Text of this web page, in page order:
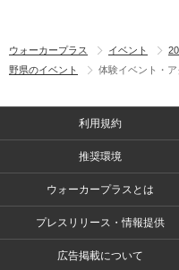
ウォーカープラス イベント
野県のイベント
体験イベント・ア
利用規約
推奨環境
ウォーカープラスとは
プレスリリース・情報提供
広告掲載について